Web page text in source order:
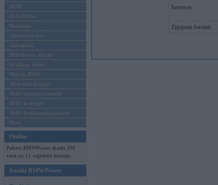
MINI
Rolls-Royce
Pasākumi
Vadāmības tests
Autosports
BMWPower aktuāli
Reklāmas raksti
Mēneša BMW
Sērijveida tūnings
BMW pasaules jaunumi
BMW koncepti
BMW konkurentu jaunumi
Moto
Online
Pašreiz BMWPower skatās 200
viesi un 11 reģistrēti lietotāji.
Ienākt BMWPower
Intereses:
Ziņojumi forumā: